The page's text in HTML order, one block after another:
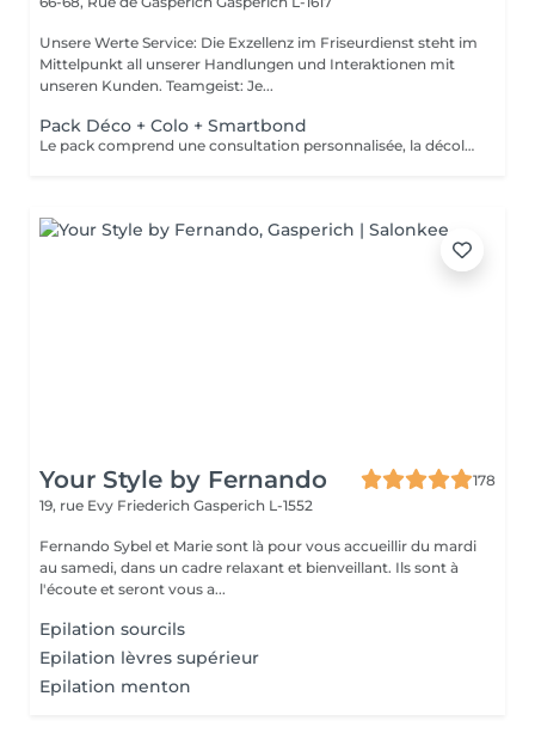
Unsere Werte Service: Die Exzellenz im Friseurdienst steht im
Mittelpunkt all unserer Handlungen und Interaktionen mit
unseren Kunden. Teamgeist: Je...
Pack Déco + Colo + Smartbond
Le pack comprend une consultation personnalisée, la décoloration avec son protecteur et le gloss avec les produits LOREAL PROFESSIONNEL , shampooing et conditionneur spécifiques REDKEN , le séchage et les produits de styling REDKEN Option Coupe : la coupe IGORANCE (finition sur cheveux secs), le séchage et les produits de styling REDKEN. * Tarifs à titre indicatifs à confirmer après la consultation personnalisée établit auprès de votre coiffeur/stylist/spécialiste * La direction se réserve le droit d’apporter des modifications pour le bon fonctionnement du salon
Your Style by Fernando
178
19, rue Evy Friederich Gasperich L-1552
Fernando Sybel et Marie sont là pour vous accueillir du mardi
au samedi, dans un cadre relaxant et bienveillant. Ils sont à
l'écoute et seront vous a...
Epilation sourcils
Epilation lèvres supérieur
Epilation menton